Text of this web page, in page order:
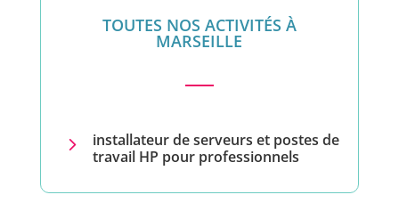
TOUTES NOS ACTIVITÉS À
MARSEILLE
5
installateur de serveurs et postes de
travail HP pour professionnels